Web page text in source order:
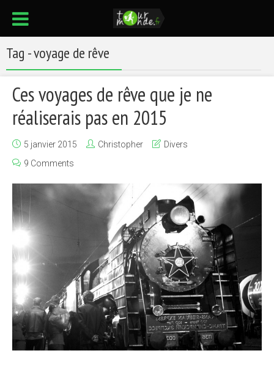
Tag - voyage de rêve
Ces voyages de rêve que je ne
réaliserais pas en 2015
5 janvier 2015 Christopher
Divers
9 Comments